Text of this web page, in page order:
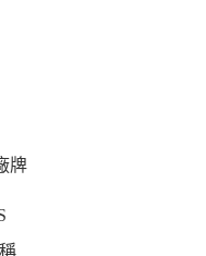
牌